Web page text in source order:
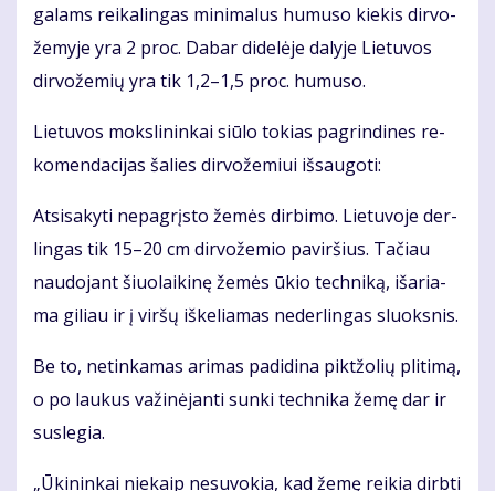
ga­lams rei­ka­lin­gas mi­ni­ma­lus hu­mu­so kie­kis dir­vo­
že­my­je yra 2 proc. Da­bar di­de­lė­je da­ly­je Lie­tu­vos
dir­vo­že­mių yra tik 1,2–1,5 proc. hu­mu­so.
Lie­tu­vos moks­li­nin­kai siū­lo to­kias pa­grin­di­nes re­
ko­men­da­ci­jas ša­lies dir­vo­že­miui iš­sau­go­ti:
At­si­sa­ky­ti ne­pa­grįs­to že­mės dir­bi­mo. Lie­tu­vo­je der­
lin­gas tik 15–20 cm dir­vo­že­mio pa­vir­šius. Ta­čiau
nau­do­jant šiuo­lai­ki­nę že­mės ūkio tech­ni­ką, iš­aria­
ma gi­liau ir į vir­šų iš­ke­lia­mas ne­der­lin­gas sluoks­nis.
Be to, ne­tin­ka­mas ari­mas pa­di­di­na pik­tžo­lių pli­ti­mą,
o po lau­kus va­ži­nė­jan­ti sun­ki tech­ni­ka že­mę dar ir
su­sle­gia.
„Ūki­nin­kai nie­kaip ne­su­vo­kia, kad že­mę rei­kia dirb­ti